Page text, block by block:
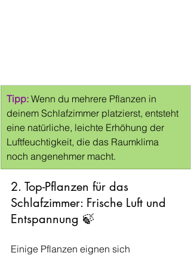
Tipp: Wenn du mehrere Pflanzen in
deinem Schlafzimmer platzierst, entsteht
eine natürliche, leichte Erhöhung der
Luftfeuchtigkeit, die das Raumklima
noch angenehmer macht.
2. Top-Pflanzen für das
Schlafzimmer: Frische Luft und
Entspannung 🍃
Einige Pflanzen eignen sich